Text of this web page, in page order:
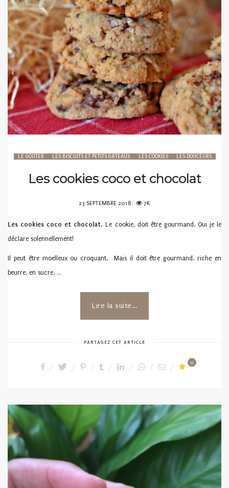
LE GOÛTER LES BISCUITS ET PETITS GÂTEAUX LES COOKIES LES DOUCEURS
Les cookies coco et chocolat
POSTED
23 SEPTEMBRE 2018 7K
Les cookies coco et chocolat. Le cookie, doit être gourmand. Oui je le
déclare solennellement!
Il peut être moelleux ou croquant. Mais il doit être gourmand, riche en
beurre, en sucre, …
Lire la suite...
PARTAGEZ CET ARTICLE
0